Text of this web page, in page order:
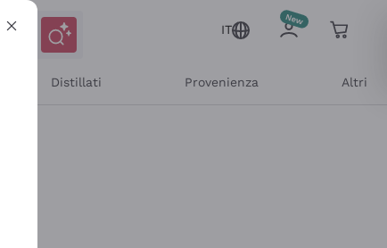
IT
Distillati Provenienza Altri